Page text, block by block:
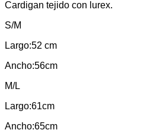
Cardigan tejido con lurex.
S/M
Largo:52 cm
Ancho:56cm
M/L
Largo:61cm
Ancho:65cm